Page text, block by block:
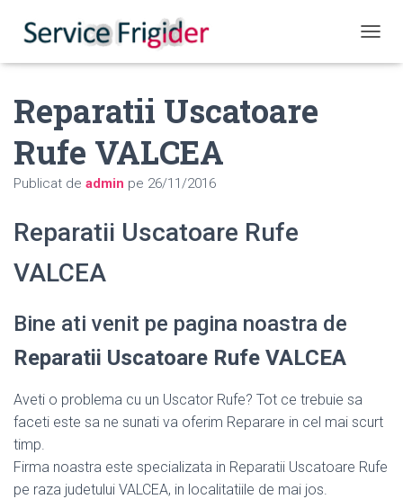
Reparatii Uscatoare
Rufe VALCEA
Publicat de admin pe 26/11/2016
Reparatii Uscatoare Rufe
VALCEA
Bine ati venit pe pagina noastra de
Reparatii Uscatoare Rufe VALCEA
Aveti o problema cu un Uscator Rufe? Tot ce trebuie sa
faceti este sa ne sunati va oferim Reparare in cel mai scurt
timp.
Firma noastra este specializata in Reparatii Uscatoare Rufe
pe raza judetului VALCEA, in localitatiile de mai jos.